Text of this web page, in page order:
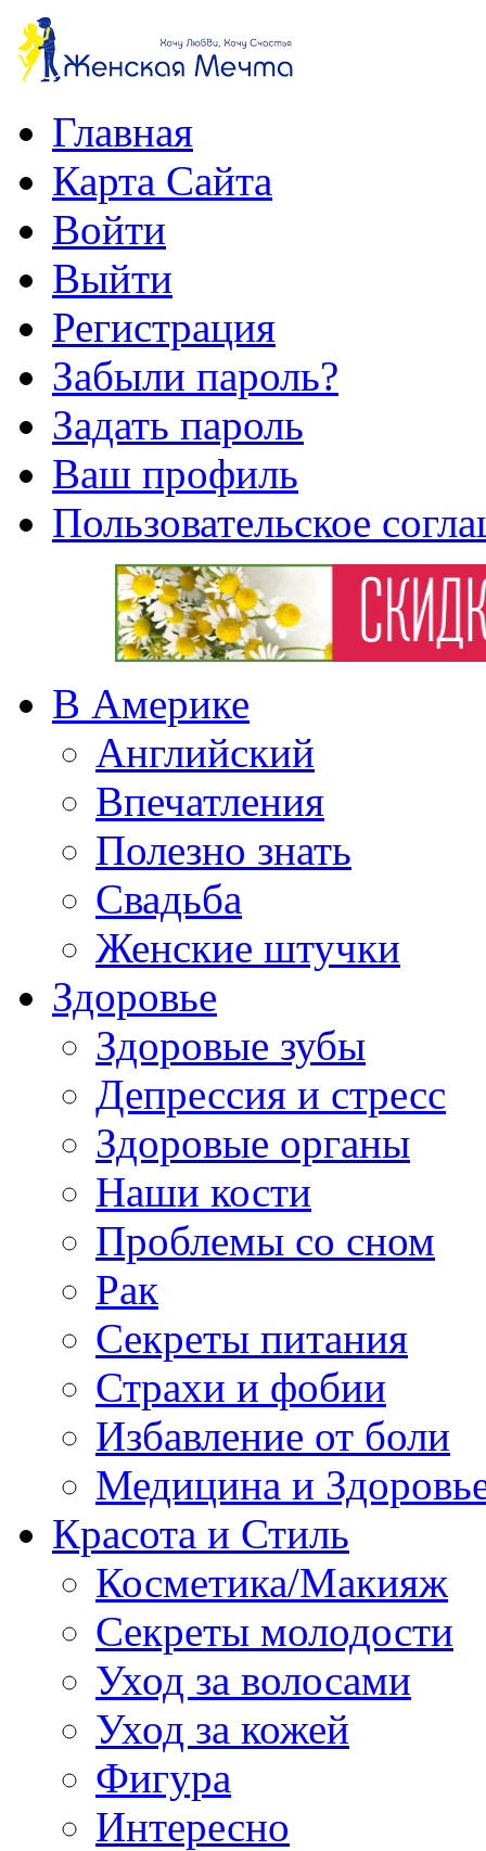
Главная
Карта Сайта
Войти
Выйти
Регистрация
Забыли пароль?
Задать пароль
Ваш профиль
Пользовательское
В Америке
Английский
Впечатления
Полезно знать
Свадьба
Женские штучки
Здоровье
Здоровые зубы
Депрессия и стресс
Здоровые органы
Наши кости
Проблемы со сном
Рак
Секреты питания
Страхи и фобии
Избавление от боли
Медицина и
Красота и Стиль
Косметика/Макияж
Секреты молодости
Уход за волосами
Уход за кожей
Фигура
Интересно